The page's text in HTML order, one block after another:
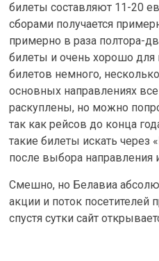
билеты составляют 11-20
сборами получается
примерно в раза полтора-
билеты и очень хорошо
билетов немного,
основных направлениях
раскуплены, но можно
так как рейсов до конца
такие билеты искать через
после выбора направления
Смешно, но Белавиа
акции и поток посетителей
спустя сутки сайт